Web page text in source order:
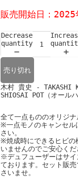
販売開始日：
Decrease
quantity
売り切れ
木村 貴史 - TAKASHI
SHIOSAI POT（オール
全て一点もののオリジナ
※一点モノのキャンセル
さい。
※焼成時にできるヒビの
いませんのでご安心くだ
※デュフューザーはサイ
ております。セット販
さいませ。